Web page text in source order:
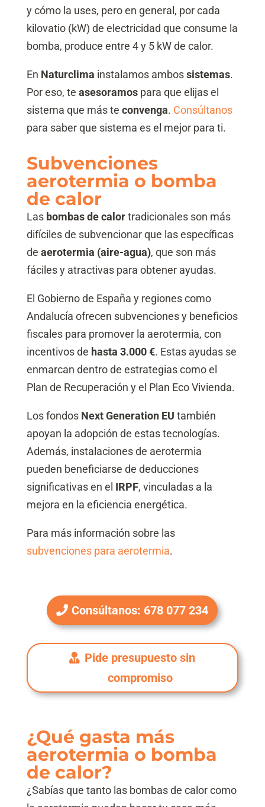
y cómo la uses, pero en general, por cada
kilovatio (kW) de electricidad que consume la
bomba, produce entre 4 y 5 kW de calor.
En Naturclima instalamos ambossistemas.
Por eso, te asesoramospara que elijas el
sistema que más te convenga. Consúltanos
para saber que sistema es el mejor para ti.
Subvenciones
aerotermia o bomba
de calor
Las bombas de calortradicionales son más
difíciles de subvencionar que las específicas
de aerotermia (aire-agua), que son más
fáciles y atractivas para obtener ayudas.
El Gobierno de España y regiones como
Andalucía ofrecen subvenciones y beneficios
fiscales para promover la aerotermia, con
incentivos de hasta 3.000 €. Estas ayudas se
enmarcan dentro de estrategias como el
Plan de Recuperación y el Plan Eco Vivienda.
Los fondos Next Generation EU también
apoyan la adopción de estas tecnologías.
Además, instalaciones de aerotermia
pueden beneficiarse de deducciones
significativas en el IRPF, vinculadas a la
mejora en la eficiencia energética.
Para más información sobre las
subvenciones para aerotermia.
Consúltanos: 678 077 234
Pide presupuesto sin
compromiso
¿Qué gasta más
aerotermia o bomba
de calor?
¿Sabías que tanto las bombas de calor como